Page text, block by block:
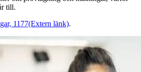
till.
1177(Extern länk).